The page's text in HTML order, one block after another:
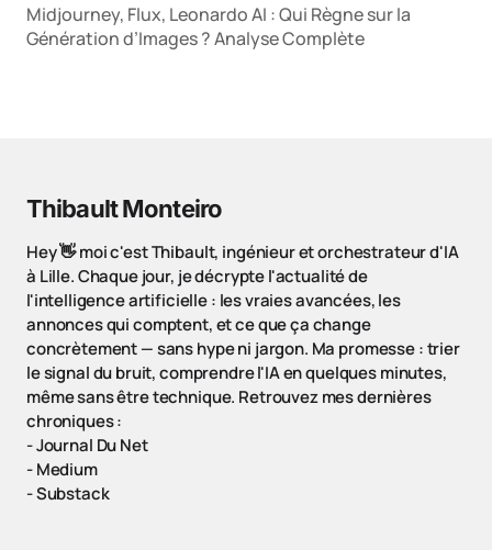
Midjourney, Flux, Leonardo AI : Qui Règne sur la
Génération d’Images ? Analyse Complète
Thibault Monteiro
Hey 👋 moi c'est Thibault, ingénieur et orchestrateur d'IA
à Lille. Chaque jour, je décrypte l'actualité de
l'intelligence artificielle : les vraies avancées, les
annonces qui comptent, et ce que ça change
concrètement — sans hype ni jargon. Ma promesse : trier
le signal du bruit, comprendre l'IA en quelques minutes,
même sans être technique. Retrouvez mes dernières
chroniques :
-Journal Du Net
-Medium
-Substack